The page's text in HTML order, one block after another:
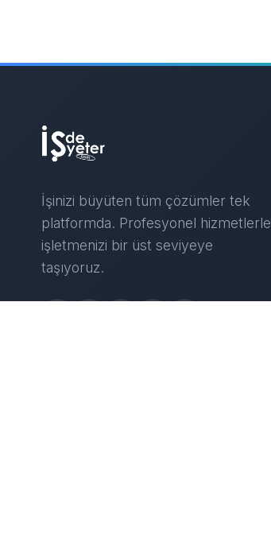
İşinizi büyüten tüm çözümler tek
platformda. Profesyonel hizmetlerle
işletmenizi bir üst seviyeye
taşıyoruz.